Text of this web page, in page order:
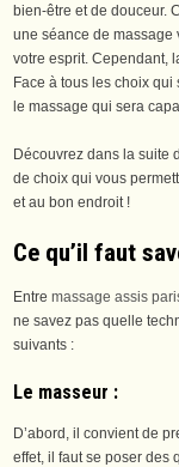
bien-être et de douceur.
une séance de massage
votre esprit. Cependant,
Face à tous les choix
le massage qui sera
Découvrez dans la suite
de choix qui vous
et au bon endroit !
Ce qu’il faut
Entremassage assis
ne savez pas quelle
suivants :
Le masseur :
D’abord, il convient de
effet, il faut se poser des